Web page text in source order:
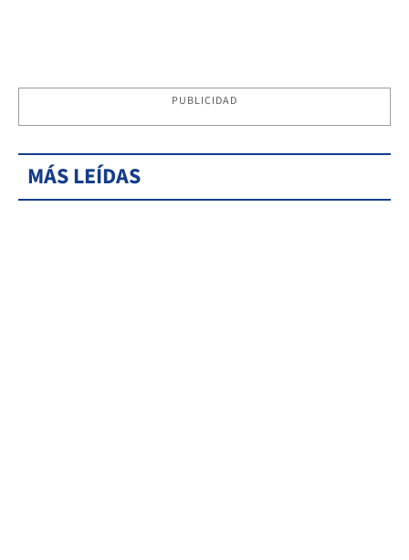
PUBLICIDAD
MÁS LEÍDAS